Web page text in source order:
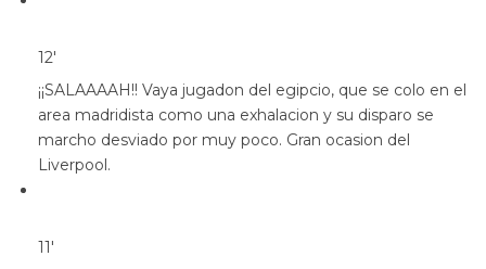
12′
¡¡SALAAAAH!! Vaya jugadon del egipcio, que se colo en el
area madridista como una exhalacion y su disparo se
marcho desviado por muy poco. Gran ocasion del
Liverpool.
11′